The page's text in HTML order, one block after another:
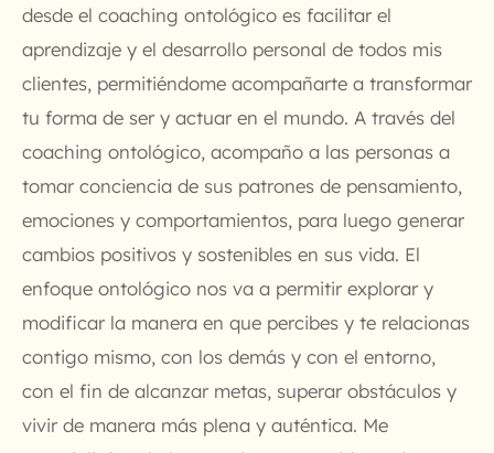
desde el coaching ontológico es facilitar el
aprendizaje y el desarrollo personal de todos mis
clientes, permitiéndome acompañarte a transformar
tu forma de ser y actuar en el mundo. A través del
coaching ontológico, acompaño a las personas a
tomar conciencia de sus patrones de pensamiento,
emociones y comportamientos, para luego generar
cambios positivos y sostenibles en sus vida. El
enfoque ontológico nos va a permitir explorar y
modificar la manera en que percibes y te relacionas
contigo mismo, con los demás y con el entorno,
con el fin de alcanzar metas, superar obstáculos y
vivir de manera más plena y auténtica. Me